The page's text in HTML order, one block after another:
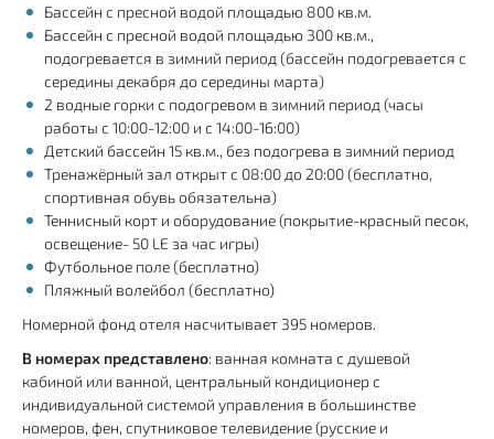
Бассейн с пресной водой площадью 800 кв.м.
Бассейн с пресной водой площадью 300 кв.м.,
подогревается в зимний период (бассейн подогревается с
середины декабря до середины марта)
2 водные горки с подогревом в зимний период (часы
работы с 10:00-12:00 и с 14:00-16:00)
Детский бассейн 15 кв.м., без подогрева в зимний период
Тренажёрный зал открыт с 08:00 до 20:00 (бесплатно,
спортивная обувь обязательна)
Теннисный корт и оборудование (покрытие-красный песок,
освещение- 50 LE за час игры)
Футбольное поле (бесплатно)
Пляжный волейбол (бесплатно)
Номерной фонд отеля насчитывает 395 номеров.
В номерах представлено: ванная комната с душевой
кабиной или ванной, центральный кондиционер с
индивидуальной системой управления в большинстве
номеров, фен, спутниковое телевидение (русские и